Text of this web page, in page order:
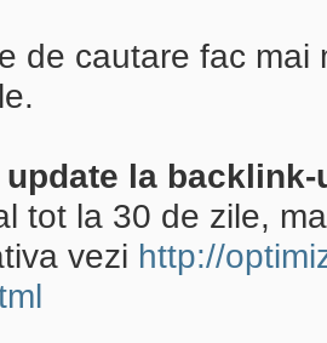
de cautare fac
update la backlink-
tot la 30 de zile,
vezi http://